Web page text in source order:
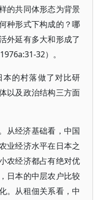
的共同体形态为背景
种形式下构成的？哪
外延有多大和形成了
32）。
的村落做了对比研
以及政治结构三方面
从经济基础看，中国
业经济水平在日本之
农经济都占有绝对优
日本的中层农户比较
。从租佃关系看，中